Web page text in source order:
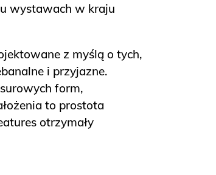
wystawach w kraju
z myślą o tych,
i przyjazne.
form,
to prostota
otrzymały